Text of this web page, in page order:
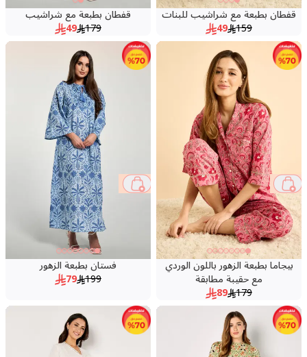
قفطان بطبعة مع شراشيب للبنات
159
49
قفطان بطبعة مع شراشيب
179
49
بيجاما بطبعة الزهور باللون الوردي
مع حقيبة مطابقة
179
89
50 %
فستان بطبعة الزهور
199
79
60 %